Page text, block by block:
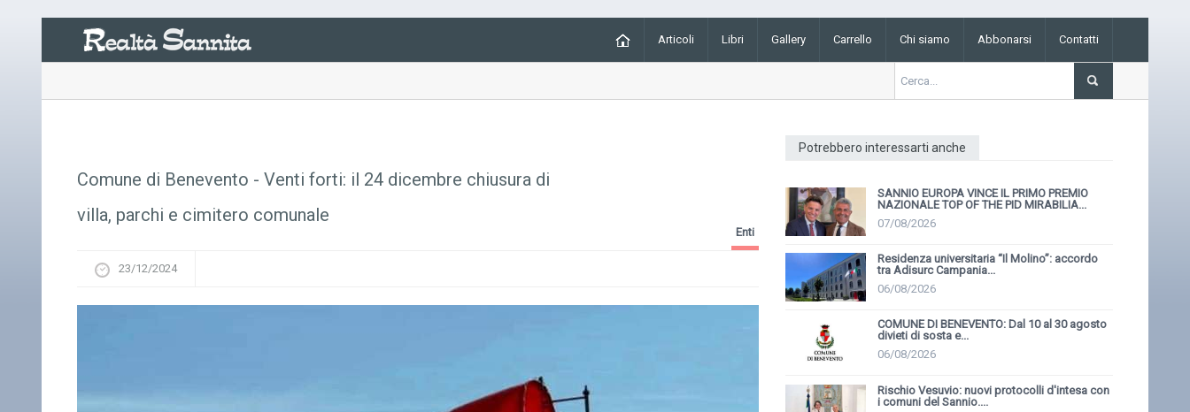
Articoli Libri Gallery Carrello Chi siamo Abbonarsi Contatti
Comune di Benevento - Venti forti: il 24 dicembre chiusura di
villa, parchi e cimitero comunale
Enti
23/12/2024
Potrebbero interessarti anche
SANNIO EUROPA VINCE IL PRIMO PREMIO
NAZIONALE TOP OF THE PID MIRABILIA...
07/08/2026
Residenza universitaria “Il Molino”: accordo
tra Adisurc Campania...
06/08/2026
COMUNE DI BENEVENTO: Dal 10 al 30 agosto
divieti di sosta e...
06/08/2026
Rischio Vesuvio: nuovi protocolli d'intesa con
i comuni del Sannio....